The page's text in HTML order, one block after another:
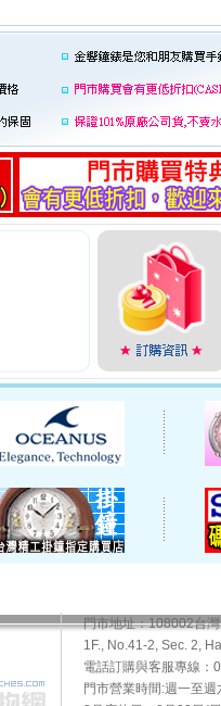
門市地址：108002台
1F., No.41-2, Sec. 2,
電話訂購與客服專線
門市營業時間:週一至